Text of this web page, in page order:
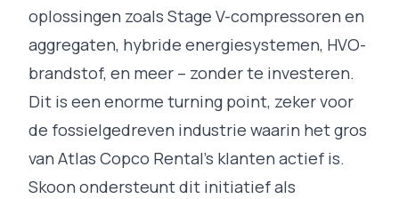
oplossingen zoals Stage V-compressoren en
aggregaten, hybride energiesystemen, HVO-
brandstof, en meer – zonder te investeren.
Dit is een enorme turning point, zeker voor
de fossielgedreven industrie waarin het gros
van Atlas Copco Rental’s klanten actief is.
Skoon ondersteunt dit initiatief als